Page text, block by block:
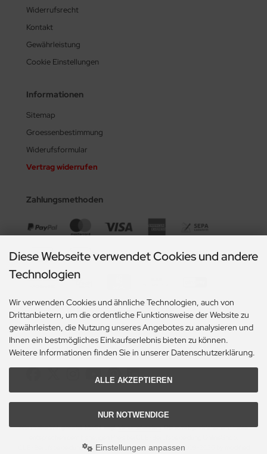
Widerrufsrecht
Kontakt
Gewährleistung
Cookie Einstellungen
Informationen
Sitemap
Groessenbestimmung
Widerufsformular
Vertrag widerrufen
Zahlungsmethoden
Social Media
Alle Preise inkl. gesetzl. MwSt. zzgl.Versandkosten. Die durchgestrichenen Preise
CLE-Berufsbekleidung OnlineShop © 2026 | Template © 2009-2026 by modified
Diese Webseite verwendet Cookies und andere
Technologien
Wir verwenden Cookies und ähnliche Technologien, auch von
Drittanbietern, um die ordentliche Funktionsweise der Website zu
gewährleisten, die Nutzung unseres Angebotes zu analysieren und
Ihnen ein bestmögliches Einkaufserlebnis bieten zu können.
Weitere Informationen finden Sie in unserer Datenschutzerklärung.
ALLE AKZEPTIEREN
NUR NOTWENDIGE
Einstellungen anpassen